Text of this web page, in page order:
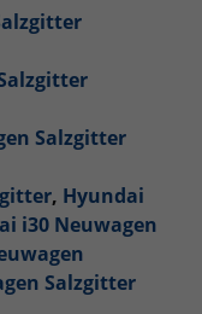
Salzgitter
, Hyundai
i30 Neuwagen
Salzgitter